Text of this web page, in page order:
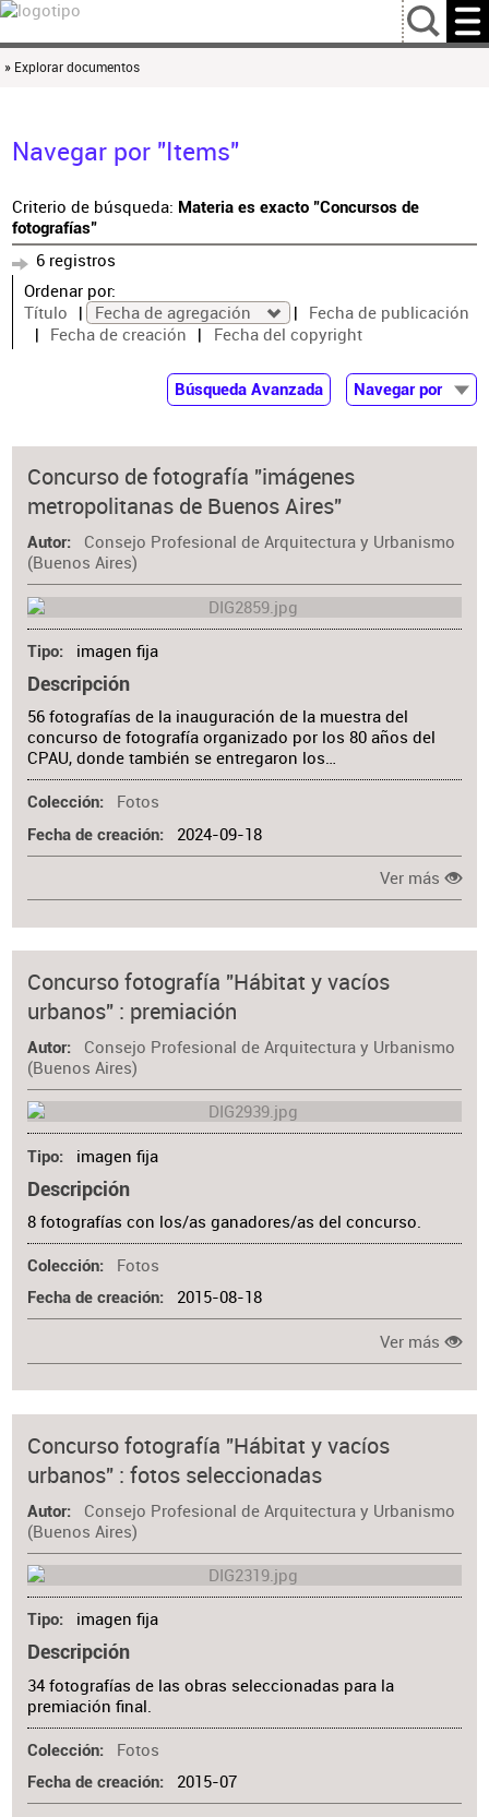
…
» Explorar documentos
Navegar por "Items"
Criterio de búsqueda: Materia es exacto "Concursos de
fotografías"
6 registros
Ordenar por:
Título
Fecha de agregación
Fecha de publicación
Fecha de creación
Fecha del copyright
Búsqueda Avanzada
Navegar por
Autor
Concurso de fotografía "imágenes
metropolitanas de Buenos Aires"
Autor
Consejo Profesional de Arquitectura y Urbanismo
(Buenos Aires)
Tipo imagen fija
Descripción
56 fotografías de la inauguración de la muestra del
concurso de fotografía organizado por los 80 años del
CPAU, donde también se entregaron los…
Colección Fotos
Fecha de creación 2024-09-18
Ver más
Concurso fotografía "Hábitat y vacíos
urbanos" : premiación
Autor
Consejo Profesional de Arquitectura y Urbanismo
(Buenos Aires)
Tipo imagen fija
Descripción
8 fotografías con los/as ganadores/as del concurso.
Colección Fotos
Fecha de creación 2015-08-18
Ver más
Concurso fotografía "Hábitat y vacíos
urbanos" : fotos seleccionadas
Autor
Consejo Profesional de Arquitectura y Urbanismo
(Buenos Aires)
Tipo imagen fija
Descripción
34 fotografías de las obras seleccionadas para la
premiación final.
Colección Fotos
Fecha de creación 2015-07